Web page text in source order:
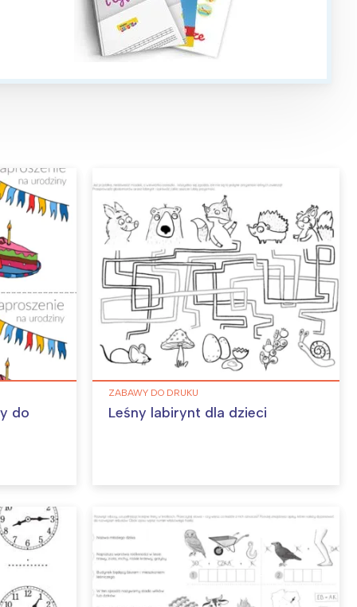
do
ZABAWY DO DRUKU
Leśny labirynt dla dzieci